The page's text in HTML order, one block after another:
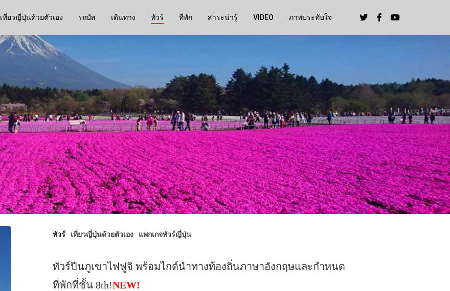
เที่ยวญี่ปุ่นด้วยตัวเอง รถบัส เดินทาง ทัวร์ ที่พัก สาระน่ารู้ VIDEO ภาพประทับใจ
ทัวร์ เที่ยวญี่ปุ่นด้วยตัวเอง แพกเกจทัวร์ญี่ปุ่น
ทัวร์ปีนภูเขาไฟฟูจิ พร้อมไกด์นำทางท้องถิ่นภาษาอังกฤษและกำหนด
ที่พักที่ชั้น 8th!NEW!